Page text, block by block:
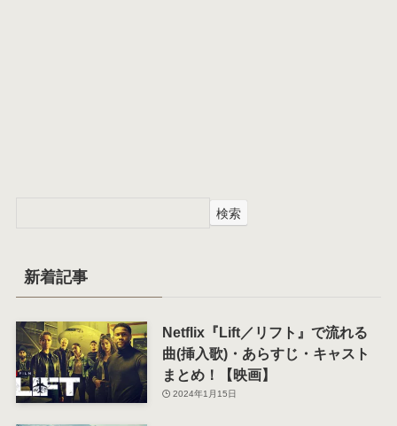
検索
新着記事
Netflix『Lift／リフト』で流れる
曲(挿入歌)・あらすじ・キャスト
まとめ！【映画】
2024年1月15日